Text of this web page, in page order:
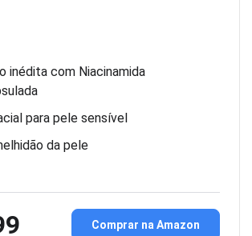
inédita com Niacinamida
para pele sensível
da pele
Comprar na Amazon